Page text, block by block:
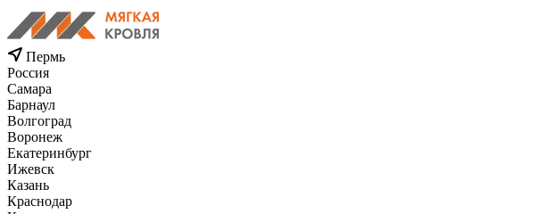
Пермь
Россия
Самара
Барнаул
Волгоград
Воронеж
Екатеринбург
Ижевск
Казань
Краснодар